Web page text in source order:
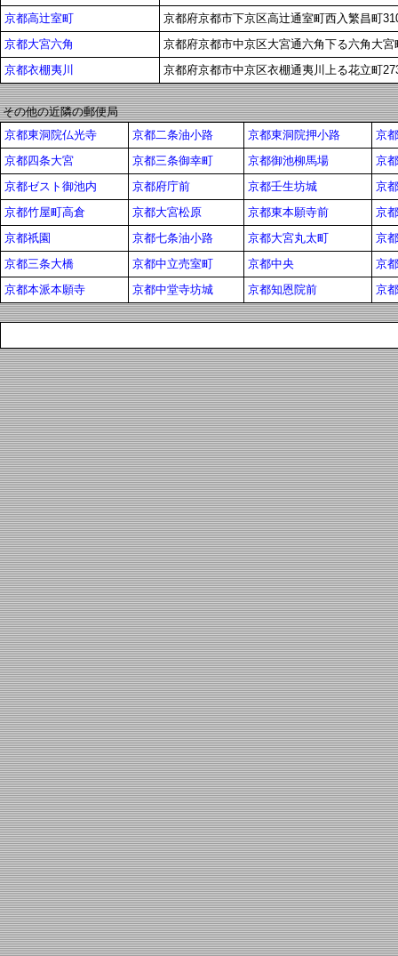
京都高辻室町
京都府京都市下京区高辻通室町西入繁昌町
京都大宮六角
京都府京都市中京区大宮通六角下る六角大宮
京都衣棚夷川
京都府京都市中京区衣棚通夷川上る花立町
その他の近隣の郵便局
京都東洞院仏光寺
京都二条油小路 京都東洞院押小路
京
京都四条大宮
京都三条御幸町 京都御池柳馬場
京
京都ゼスト御池内
京都府庁前 京都壬生坊城
京
京都竹屋町高倉
京都大宮松原 京都東本願寺前
京
京都祇園
京都七条油小路 京都大宮丸太町
京
京都三条大橋
京都中立売室町 京都中央
京
京都本派本願寺
京都中堂寺坊城 京都知恩院前 京